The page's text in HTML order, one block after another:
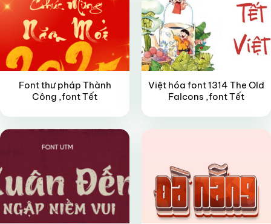
Font thư pháp Thành
Công ,font Tết
Việt hóa font 1314 The Old
Falcons ,font TếtFREE